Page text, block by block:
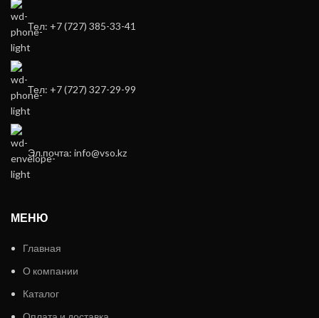
Тел: +7 (727) 385-33-41
Тел: +7 (727) 327-29-99
Эл.почта: info@vso.kz
МЕНЮ
Главная
О компании
Каталог